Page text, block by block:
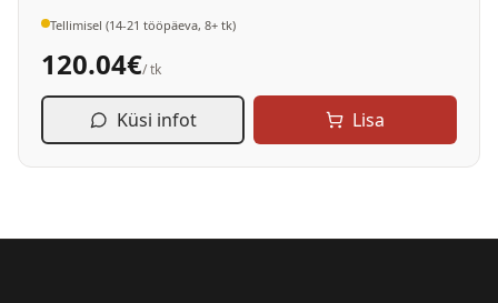
Tellimisel (14-21 tööpäeva, 8+ tk)
120.04€/ tk
Küsi infot Lisa